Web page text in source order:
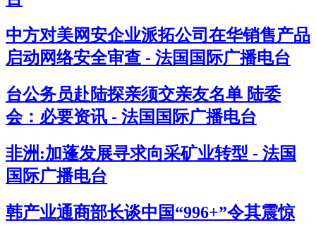
中方对美网安企业派拓公司在华销售产品
启动网络安全审查 - 法国国际广播电台
台公务员赴陆探亲须交亲友名单 陆委
会：必要资讯 - 法国国际广播电台
非洲:加蓬发展寻求向采矿业转型 - 法国
国际广播电台
韩产业通商部长谈中国“996+”令其震惊